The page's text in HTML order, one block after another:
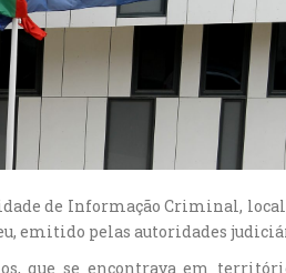
de Informação Criminal,
emitido pelas autoridades
que se encontrava em